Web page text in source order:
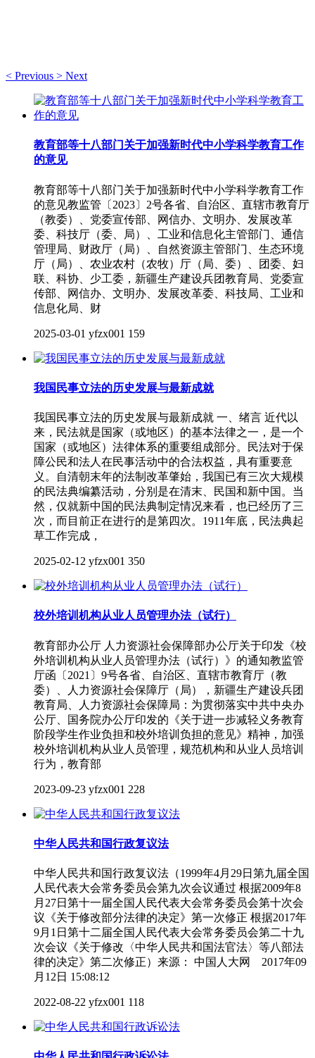
< Previous > Next
教育部等十八部门关于加强新时代中小学科学教育工作
的意见
教育部等十八部门关于加强新时代中小学科学教育工作
的意见教监管〔2023〕2号各省、自治区、直辖市教育厅
（教委）、党委宣传部、网信办、文明办、发展改革
委、科技厅（委、局）、工业和信息化主管部门、通信
管理局、财政厅（局）、自然资源主管部门、生态环境
厅（局）、农业农村（农牧）厅（局、委）、团委、妇
联、科协、少工委，新疆生产建设兵团教育局、党委宣
传部、网信办、文明办、发展改革委、科技局、工业和
信息化局、财
2025-03-01 yfzx001 159
我国民事立法的历史发展与最新成就
我国民事立法的历史发展与最新成就 一、绪言 近代以
来，民法就是国家（或地区）的基本法律之一，是一个
国家（或地区）法律体系的重要组成部分。民法对于保
障公民和法人在民事活动中的合法权益，具有重要意
义。自清朝末年的法制改革肇始，我国已有三次大规模
的民法典编纂活动，分别是在清末、民国和新中国。当
然，仅就新中国的民法典制定情况来看，也已经历了三
次，而目前正在进行的是第四次。1911年底，民法典起
草工作完成，
2025-02-12 yfzx001 350
校外培训机构从业人员管理办法（试行）
教育部办公厅 人力资源社会保障部办公厅关于印发《校
外培训机构从业人员管理办法（试行）》的通知教监管
厅函〔2021〕9号各省、自治区、直辖市教育厅（教
委）、人力资源社会保障厅（局），新疆生产建设兵团
教育局、人力资源社会保障局：为贯彻落实中共中央办
公厅、国务院办公厅印发的《关于进一步减轻义务教育
阶段学生作业负担和校外培训负担的意见》精神，加强
校外培训机构从业人员管理，规范机构和从业人员培训
行为，教育部
2023-09-23 yfzx001 228
中华人民共和国行政复议法
中华人民共和国行政复议法（1999年4月29日第九届全国
人民代表大会常务委员会第九次会议通过 根据2009年8
月27日第十一届全国人民代表大会常务委员会第十次会
议《关于修改部分法律的决定》第一次修正 根据2017年
9月1日第十二届全国人民代表大会常务委员会第二十九
次会议《关于修改〈中华人民共和国法官法〉等八部法
律的决定》第二次修正）来源： 中国人大网 2017年09
月12日 15:08:12
2022-08-22 yfzx001 118